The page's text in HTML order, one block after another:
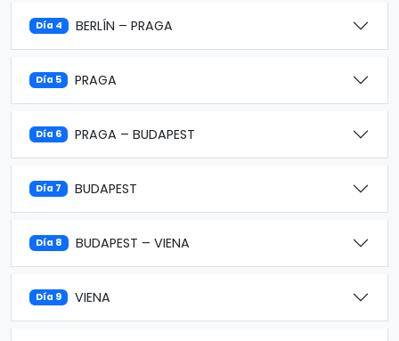
Día 4 BERLÍN – PRAGA
Día 5 PRAGA
Día 6 PRAGA – BUDAPEST
Día 7 BUDAPEST
Día 8 BUDAPEST – VIENA
Día 9 VIENA